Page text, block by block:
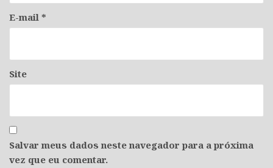
E-mail *
Site
Salvar meus dados neste navegador para a próxima
vez que eu comentar.